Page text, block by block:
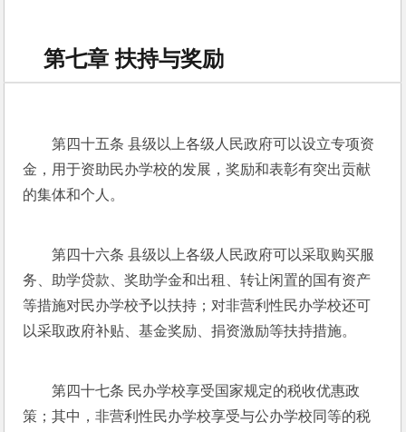
第七章 扶持与奖励
第四十五条 县级以上各级人民政府可以设立专项资
金，用于资助民办学校的发展，奖励和表彰有突出贡献
的集体和个人。
第四十六条 县级以上各级人民政府可以采取购买服
务、助学贷款、奖助学金和出租、转让闲置的国有资产
等措施对民办学校予以扶持；对非营利性民办学校还可
以采取政府补贴、基金奖励、捐资激励等扶持措施。
第四十七条 民办学校享受国家规定的税收优惠政
策；其中，非营利性民办学校享受与公办学校同等的税